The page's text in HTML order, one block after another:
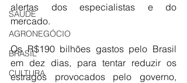
SAÚDE
AGRONEGÓCIO
BRASIL
CULTURA
alertas dos especialistas e do
mercado.
Os R$190 bilhões gastos pelo Brasil
em dez dias, para tentar reduzir os
estragos provocados pelo governo,